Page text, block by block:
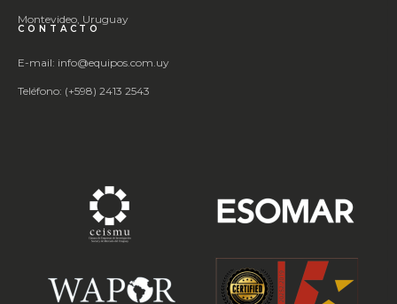
Montevideo, Uruguay
CONTACTO
E-mail: info@equipos.com.uy
Teléfono: (+598) 2413 2543